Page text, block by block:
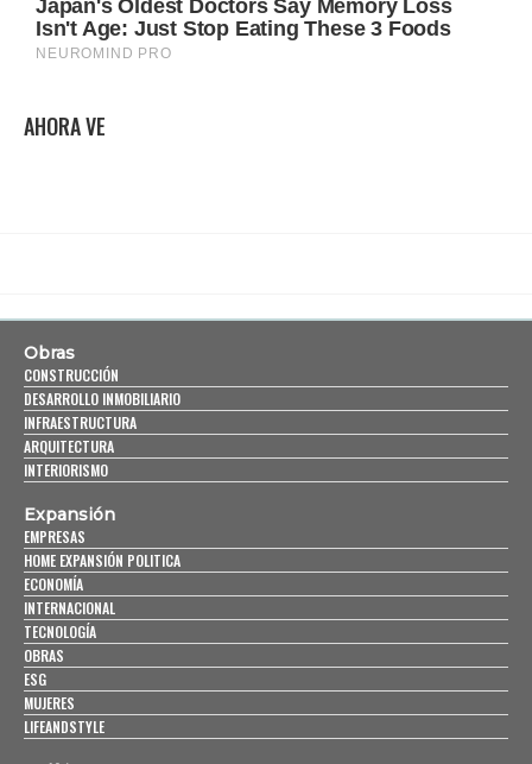
AHORA VE
Obras
CONSTRUCCIÓN
DESARROLLO INMOBILIARIO
INFRAESTRUCTURA
ARQUITECTURA
INTERIORISMO
Expansión
EMPRESAS
HOME EXPANSIÓN POLITICA
ECONOMÍA
INTERNACIONAL
TECNOLOGÍA
OBRAS
ESG
MUJERES
LIFEANDSTYLE